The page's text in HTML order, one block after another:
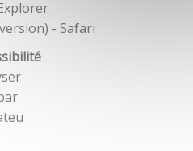
- Safari